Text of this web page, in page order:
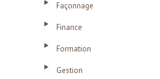
Façonnage
Finance
Formation
Gestion